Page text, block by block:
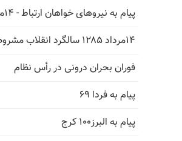
پیام به نیروهای خواهان ارتباط - ۱۴مرداد ۱۴۰۵
۱۴مرداد ۱۲۸۵ سالگرد انقلاب مشروطه
فوران بحران درونی در رأس نظام
پیام به فردا ۶۹
پیام به البرز۱۰۰ کرج